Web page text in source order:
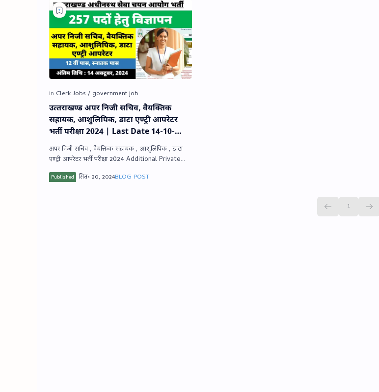
उत्‍तराखण्‍ड अपर निजी सचिव, वैयक्तिक
सहायक, आशुलिपिक, डाटा एण्‍ट्री आपरेटर
भर्ती परीक्षा 2024 | Last Date 14-10-
2024
अपर निजी सचिव , वैयक्तिक सहायक , आशुलिपिक , डाटा
एण्‍ट्री आपरेटर भर्ती परीक्षा 2024 Additional Private
Secretary (APS), Personal Assistant, St…